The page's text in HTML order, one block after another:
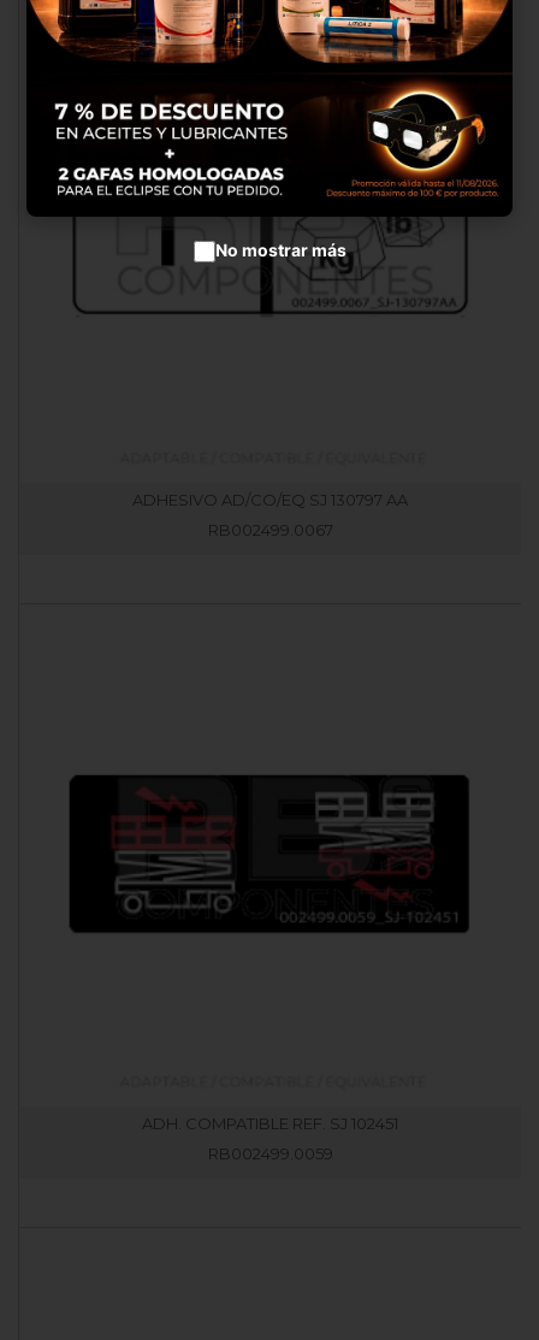
ADHESIVO AD/CO/EQ SJ 130797 AA
RB002499.0067
ADH. COMPATIBLE REF. SJ 102451
RB002499.0059
productos en anuncios
publicitarios.
Aceptar cookies
No mostrar más